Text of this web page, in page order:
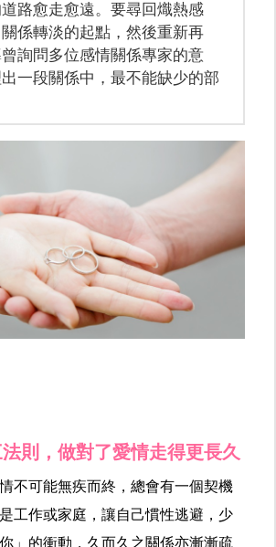
路愈走愈遠。要尋回熾熱感
係轉淡的起點，然後重新再
詢問多位感情關係專家的意
一段關係中，最不能缺少的部
則，做對了愛情走得更長久
不可能無疾而終，總會有一個契機
工作或家庭，讓自己慣性逃避，少
」的衝動，久而久之關係亦漸漸疏